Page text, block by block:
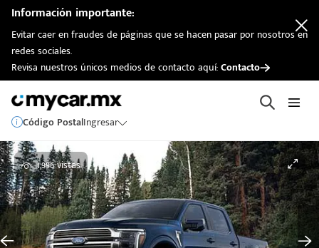
Información importante:
Evitar caer en fraudes de páginas que se hacen pasar por nosotros en
redes sociales.
Revisa nuestros únicos medios de contacto aquí:Contacto
Código PostalIngresar
1,996 vistas